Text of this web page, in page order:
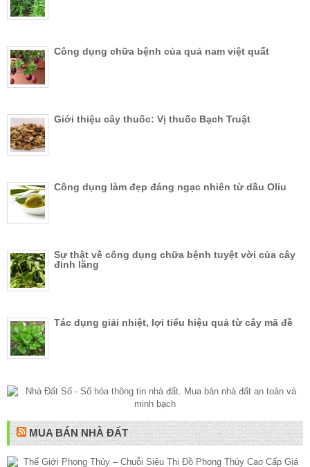
Công dụng chữa bệnh của quả nam việt quất
Giới thiệu cây thuốc: Vị thuốc Bạch Truật
Công dụng làm đẹp đáng ngạc nhiên từ dầu Oliu
Sự thật về công dụng chữa bệnh tuyệt vời của cây
đinh lăng
Tác dụng giải nhiệt, lợi tiểu hiệu quả từ cây mã đề
MUA BÁN NHÀ ĐẤT